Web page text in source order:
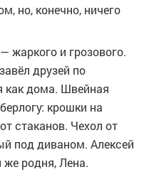
но, конечно, ничего
жаркого и грозового.
друзей по
как дома. Швейная
крошки на
стаканов. Чехол от
под диваном. Алексей
же родня, Лена.